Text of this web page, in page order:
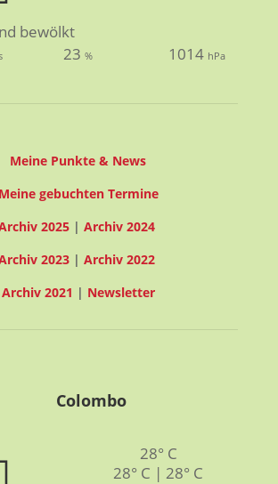
bewölkt
23% 1014 hPa
Meine Punkte & News
Meine gebuchten Termine
2025| Archiv 2024
2023| Archiv 2022
Archiv 2021 | Newsletter
Colombo
28° C
28° C | 28° C